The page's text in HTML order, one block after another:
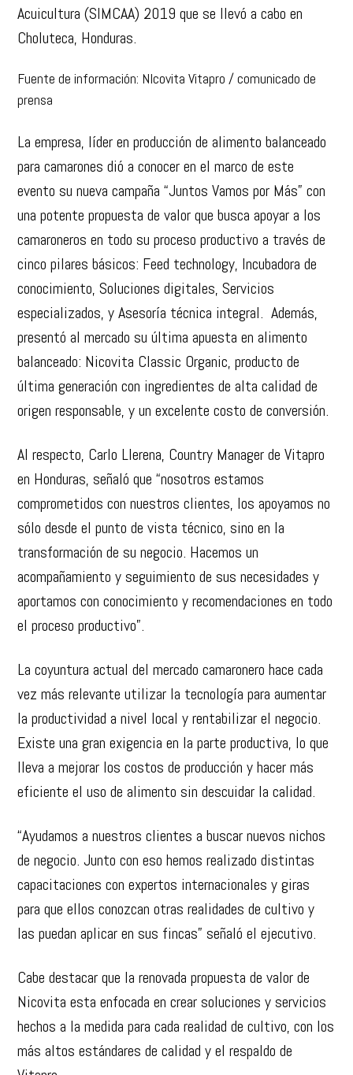
Acuicultura (SIMCAA) 2019 que se llevó a cabo en
Choluteca, Honduras.
Fuente de información: NIcovita Vitapro / comunicado de
prensa
La empresa, líder en producción de alimento balanceado
para camarones dió a conocer en el marco de este
evento su nueva campaña “Juntos Vamos por Más” con
una potente propuesta de valor que busca apoyar a los
camaroneros en todo su proceso productivo a través de
cinco pilares básicos: Feed technology, Incubadora de
conocimiento, Soluciones digitales, Servicios
especializados, y Asesoría técnica integral. Además,
presentó al mercado su última apuesta en alimento
balanceado: Nicovita Classic Organic, producto de
última generación con ingredientes de alta calidad de
origen responsable, y un excelente costo de conversión.
Al respecto, Carlo Llerena, Country Manager de Vitapro
en Honduras, señaló que “nosotros estamos
comprometidos con nuestros clientes, los apoyamos no
sólo desde el punto de vista técnico, sino en la
transformación de su negocio. Hacemos un
acompañamiento y seguimiento de sus necesidades y
aportamos con conocimiento y recomendaciones en todo
el proceso productivo”.
La coyuntura actual del mercado camaronero hace cada
vez más relevante utilizar la tecnología para aumentar
la productividad a nivel local y rentabilizar el negocio.
Existe una gran exigencia en la parte productiva, lo que
lleva a mejorar los costos de producción y hacer más
eficiente el uso de alimento sin descuidar la calidad.
“Ayudamos a nuestros clientes a buscar nuevos nichos
de negocio. Junto con eso hemos realizado distintas
capacitaciones con expertos internacionales y giras
para que ellos conozcan otras realidades de cultivo y
las puedan aplicar en sus fincas” señaló el ejecutivo.
Cabe destacar que la renovada propuesta de valor de
Nicovita esta enfocada en crear soluciones y servicios
hechos a la medida para cada realidad de cultivo, con los
más altos estándares de calidad y el respaldo de